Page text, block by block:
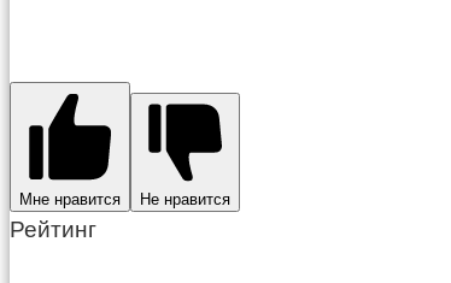
Мне нравится Не нравится
Рейтинг